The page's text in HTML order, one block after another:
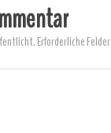
Erforderliche